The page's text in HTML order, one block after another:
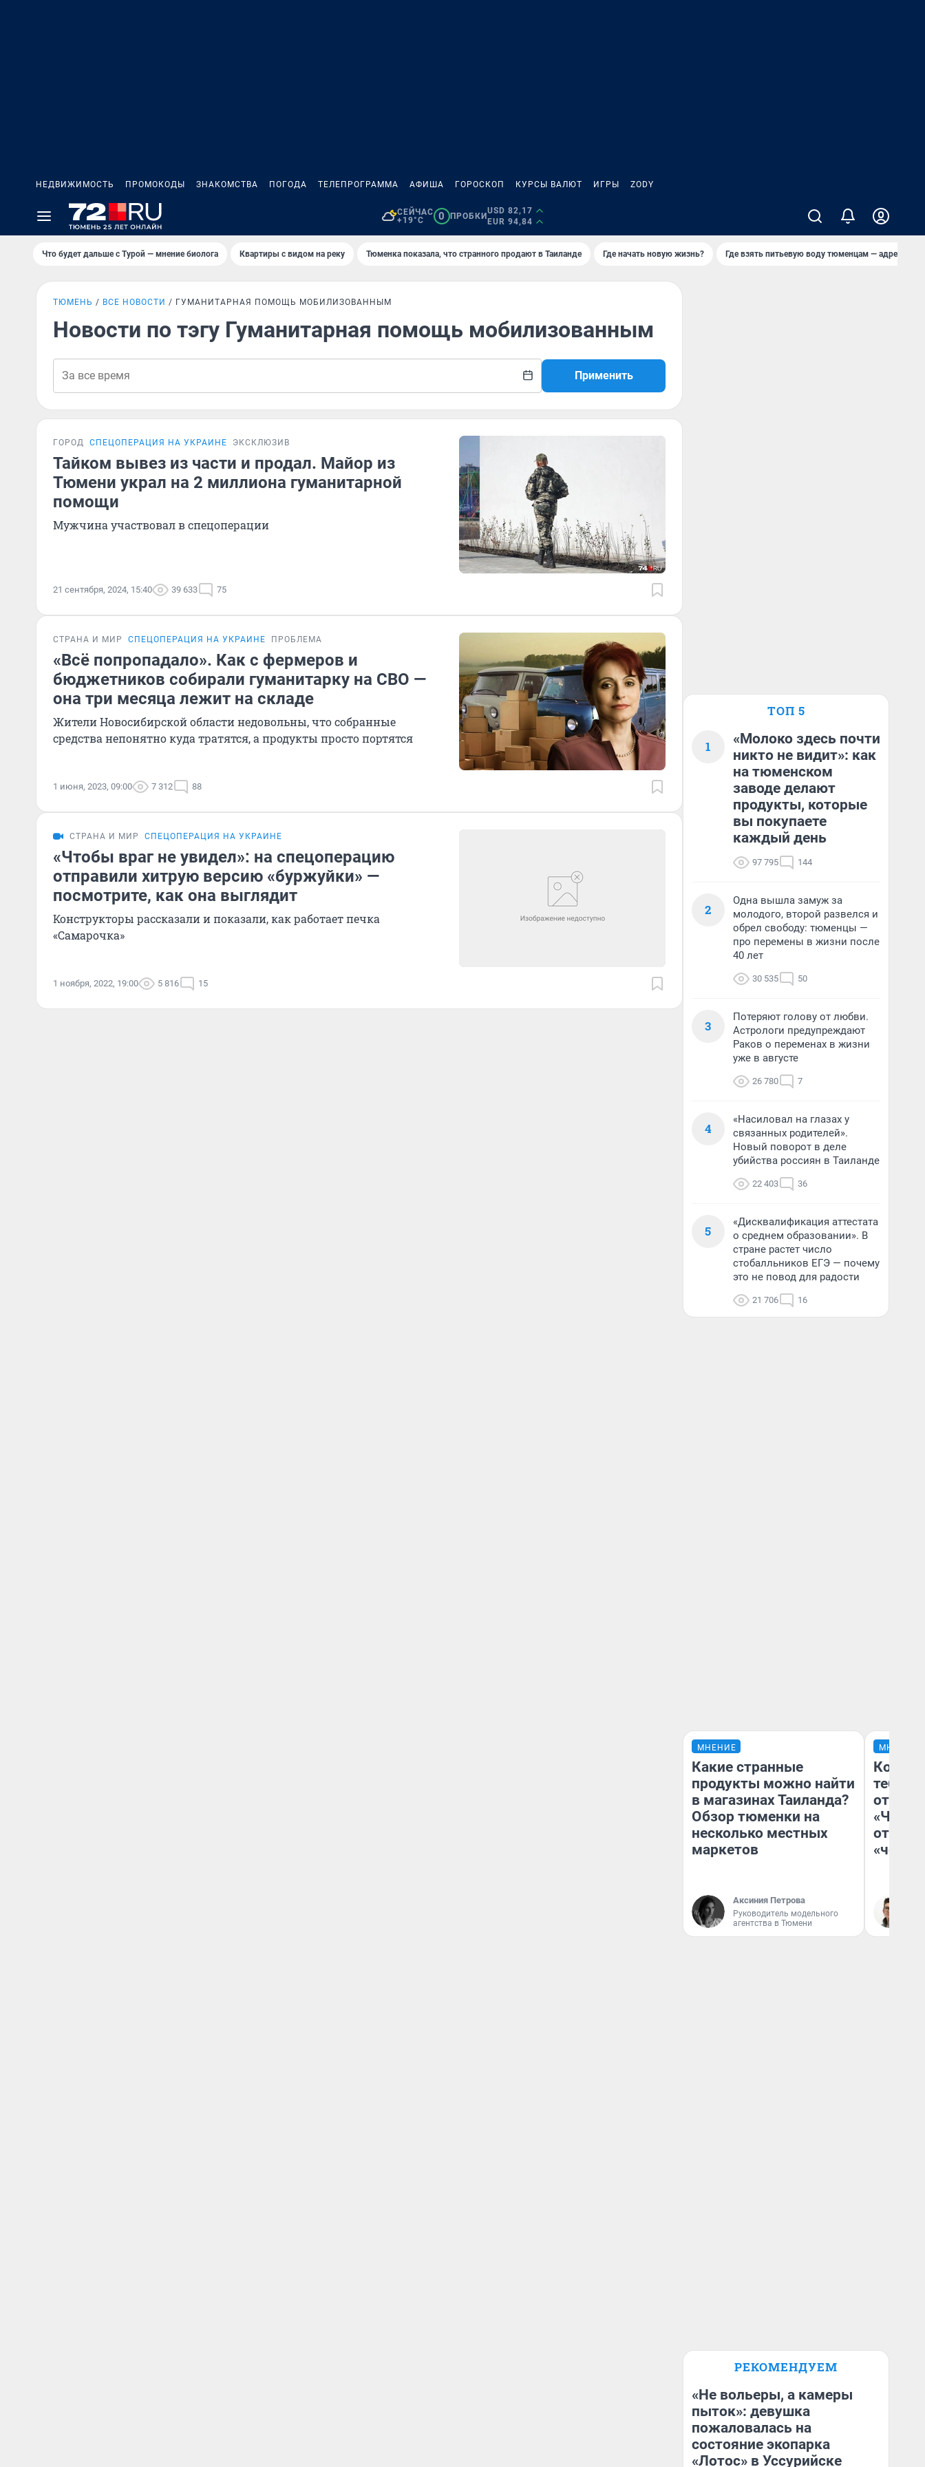
НЕДВИЖИМОСТЬ ПРОМОКОДЫ ЗНАКОМСТВА ПОГОДА ТЕЛЕПРОГРАММА АФИША ГОРОСКОП КУРСЫ ВАЛЮТ ИГРЫ ZODY
СЕЙЧАС
+19°C
0 ПРОБКИ
USD 82,17
EUR 94,84
Что будет дальше с Турой — мнение биолога Квартиры с видом на реку Тюменка показала, что странного продают в Таиланде Где начать новую жизнь? Где взять питьевую воду тюменцам — адреса
ТЮМЕНЬ ВСЕ НОВОСТИ ГУМАНИТАРНАЯ ПОМОЩЬ МОБИЛИЗОВАННЫМ
Новости по тэгу Гуманитарная помощь мобилизованным
Применить
ГОРОД СПЕЦОПЕРАЦИЯ НА УКРАИНЕ ЭКСКЛЮЗИВ
Тайком вывез из части и продал. Майор из
Тюмени украл на 2 миллиона гуманитарной
помощи
Мужчина участвовал в спецоперации
21 сентября, 2024, 15:40 39 633 75
СТРАНА И МИР СПЕЦОПЕРАЦИЯ НА УКРАИНЕ ПРОБЛЕМА
«Всё попропадало». Как с фермеров и
бюджетников собирали гуманитарку на СВО —
она три месяца лежит на складе
Жители Новосибирской области недовольны, что собранные
средства непонятно куда тратятся, а продукты просто портятся
1 июня, 2023, 09:00 7 312 88
СТРАНА И МИР СПЕЦОПЕРАЦИЯ НА УКРАИНЕ
«Чтобы враг не увидел»: на спецоперацию
отправили хитрую версию «буржуйки» —
посмотрите, как она выглядит
Конструкторы рассказали и показали, как работает печка
«Самарочка»
1 ноября, 2022, 19:00 5 816 15
ТОП 5
1
«Молоко здесь почти
никто не видит»: как
на тюменском
заводе делают
продукты, которые
вы покупаете
каждый день
97 795 144
2
Одна вышла замуж за
молодого, второй развелся и
обрел свободу: тюменцы —
про перемены в жизни после
40 лет
30 535 50
3
Потеряют голову от любви.
Астрологи предупреждают
Раков о переменах в жизни
уже в августе
26 780 7
4
«Насиловал на глазах у
связанных родителей».
Новый поворот в деле
убийства россиян в Таиланде
22 403 36
5
«Дисквалификация аттестата
о среднем образовании». В
стране растет число
стобалльников ЕГЭ — почему
это не повод для радости
21 706 16
МНЕНИЕ
Какие странные
продукты можно найти
в магазинах Таиланда?
Обзор тюменки на
несколько местных
маркетов
Аксиния Петрова
Руководитель модельного
агентства в Тюмени
МНЕНИЕ
тебя
отзыв
РЕКОМЕНДУЕМ
«Не вольеры, а камеры
пыток»: девушка
пожаловалась на
состояние экопарка
«Лотос» в Уссурийске